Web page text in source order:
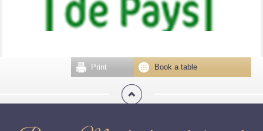
Book a table
Print